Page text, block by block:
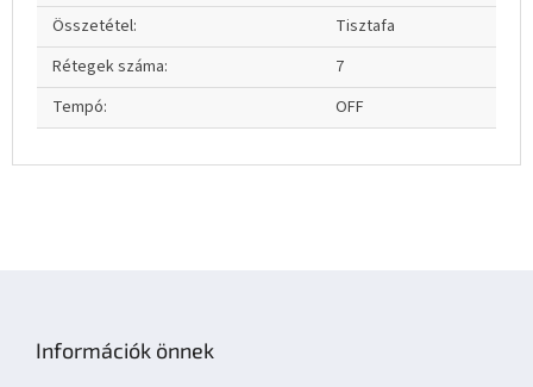
Összetétel:
Tisztafa
Rétegek száma:
7
Tempó: OFF
Információk önnek